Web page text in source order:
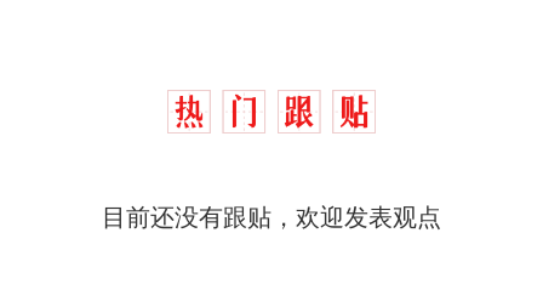
目前还没有跟贴，欢迎发表观点
因老师一句“跟我回家”改写了